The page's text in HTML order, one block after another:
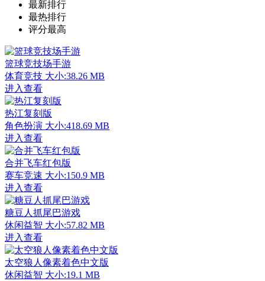
最新排行
最热排行
评分最高
篮球竞技场手游
体育竞技 大小:38.26 MB
进入查看
热江复刻版
角色扮演 大小:418.69 MB
进入查看
合并飞车红包版
赛车竞速 大小:150.9 MB
进入查看
糖豆人抓尾巴游戏
休闲益智 大小:57.82 MB
进入查看
太空狼人像素着色中文版
休闲益智 大小:19.1 MB